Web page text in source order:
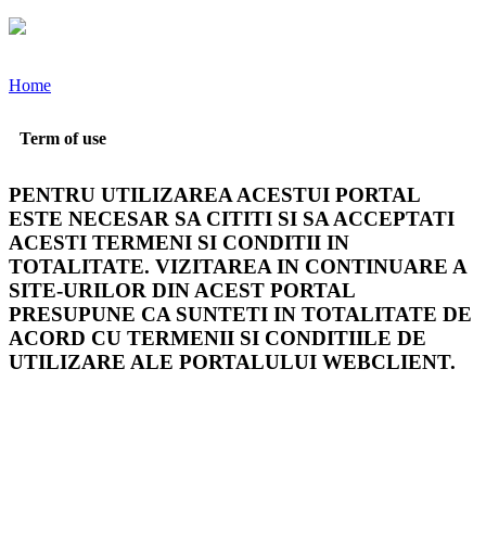
Home
Term of use
PENTRU UTILIZAREA ACESTUI PORTAL
ESTE NECESAR SA CITITI SI SA ACCEPTATI
ACESTI TERMENI SI CONDITII IN
TOTALITATE. VIZITAREA IN CONTINUARE A
SITE-URILOR DIN ACEST PORTAL
PRESUPUNE CA SUNTETI IN TOTALITATE DE
ACORD CU TERMENII SI CONDITIILE DE
UTILIZARE ALE PORTALULUI WEBCLIENT.